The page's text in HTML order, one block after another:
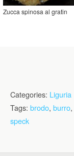
Zucca spinosa al gratin
Categories: Liguria
Tags: brodo, burro,
speck